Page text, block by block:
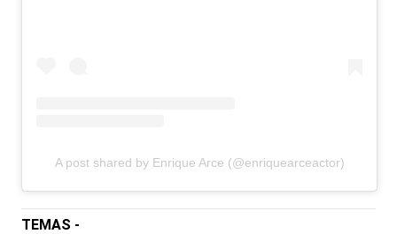
A post shared by Enrique Arce (@enriquearceactor)
TEMAS -